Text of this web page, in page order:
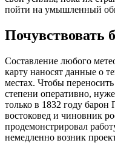
пойти на умышленный
Почувствовать
Составление любого
карту наносят данные о
местах. Чтобы
степени оперативно,
только в 1832 году
востоковед и чиновник
продемонстрировал
немедленно возник